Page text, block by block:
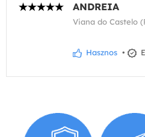
ANDREIA
Viana do Castelo
Hasznos •